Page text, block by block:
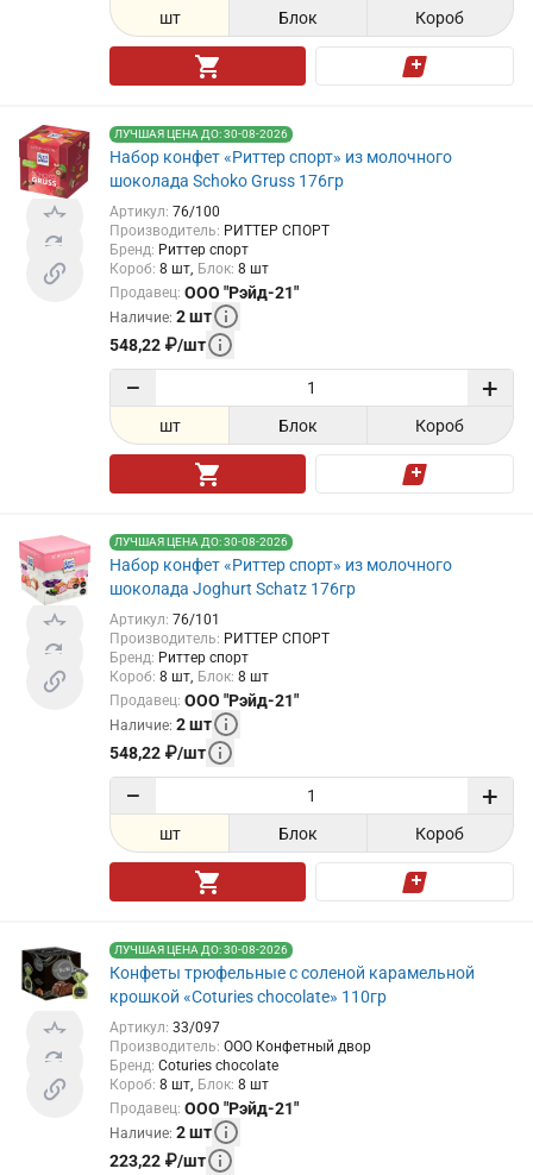
шт Блок Короб
ЛУЧШАЯ ЦЕНА ДО: 30-08-2026
Набор конфет «Риттер спорт» из молочного
шоколада Schoko Gruss 176гр
Артикул: 76/100
Производитель: РИТТЕР СПОРТ
Бренд: Риттер спорт
Короб: 8 шт Блок: 8 шт
Продавец: ООО "Рэйд-21"
Наличие: 2шт
548,22 ₽/шт
− +
шт Блок Короб
ЛУЧШАЯ ЦЕНА ДО: 30-08-2026
Набор конфет «Риттер спорт» из молочного
шоколада Joghurt Schatz 176гр
Артикул: 76/101
Производитель: РИТТЕР СПОРТ
Бренд: Риттер спорт
Короб: 8 шт Блок: 8 шт
Продавец: ООО "Рэйд-21"
Наличие: 2шт
548,22 ₽/шт
− +
шт Блок Короб
ЛУЧШАЯ ЦЕНА ДО: 30-08-2026
Конфеты трюфельные с соленой карамельной
крошкой «Coturies chocolate» 110гр
Артикул: 33/097
Производитель: ООО Конфетный двор
Бренд: Coturies chocolate
Короб: 8 шт Блок: 8 шт
Продавец: ООО "Рэйд-21"
Наличие: 2шт
223,22 ₽/шт